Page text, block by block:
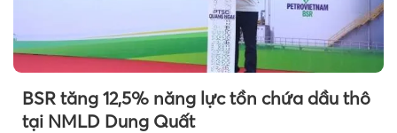
BSR tăng 12,5% năng lực tồn chứa dầu thô
tại NMLD Dung Quất